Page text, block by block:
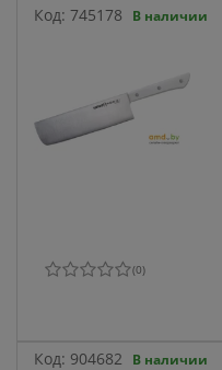
Код: 745178 В наличии
(0)
Код: 904682 В наличии